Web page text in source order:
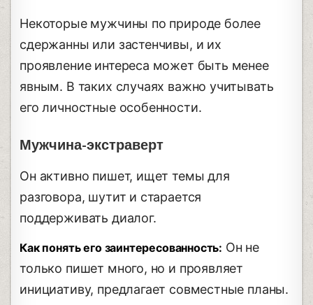
Некоторые мужчины по природе более
сдержанны или застенчивы, и их
проявление интереса может быть менее
явным. В таких случаях важно учитывать
его личностные особенности.
Мужчина-экстраверт
Он активно пишет, ищет темы для
разговора, шутит и старается
поддерживать диалог.
Как понять его заинтересованность: Он не
только пишет много, но и проявляет
инициативу, предлагает совместные планы.